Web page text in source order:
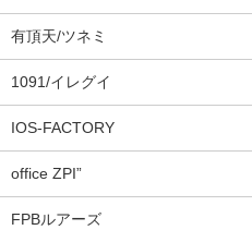
有頂天/ツネミ
1091/イレグイ
IOS-FACTORY
office ZPI”
FPBルアーズ